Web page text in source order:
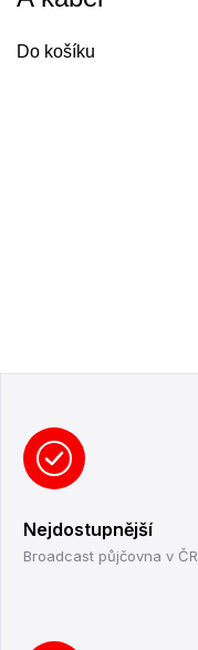
Do košíku
Nejdostupnější
Broadcast půjčovna v ČR